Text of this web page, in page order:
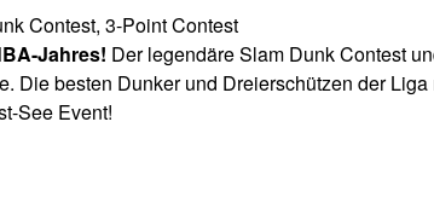
Contest, 3-Point Contest
Jahres! Der legendäre Slam Dunk Contest
Die besten Dunker und Dreierschützen der
See Event!